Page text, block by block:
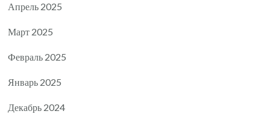
Апрель 2025
Март 2025
Февраль 2025
Январь 2025
Декабрь 2024